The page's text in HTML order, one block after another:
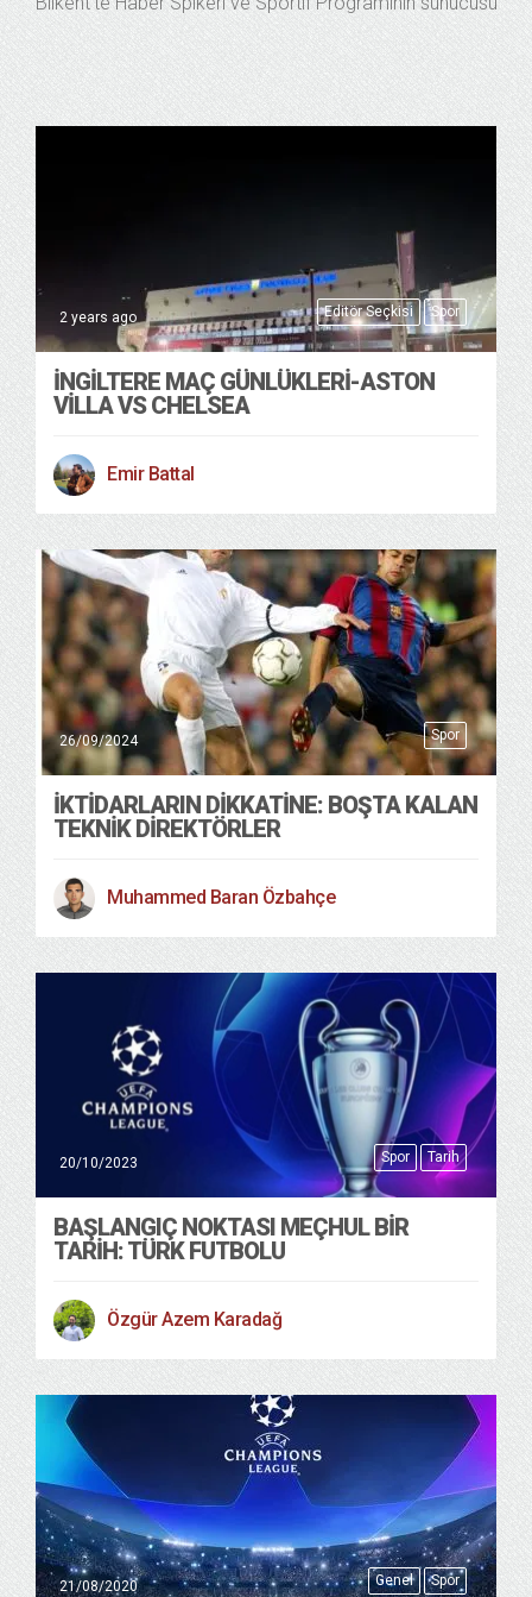
Editör Seçkisi Spor
2 years ago
İNGILTERE MAÇ GÜNLÜKLERI-ASTON
VILLA VS CHELSEA
Emir Battal
Spor
26/09/2024
İKTİDARLARIN DİKKATİNE: BOŞTA KALAN
TEKNİK DİREKTÖRLER
Muhammed Baran Özbahçe
Spor Tarih
20/10/2023
BAŞLANGIÇ NOKTASI MEÇHUL BİR
TARİH: TÜRK FUTBOLU
Özgür Azem Karadağ
Genel Spor
21/08/2020